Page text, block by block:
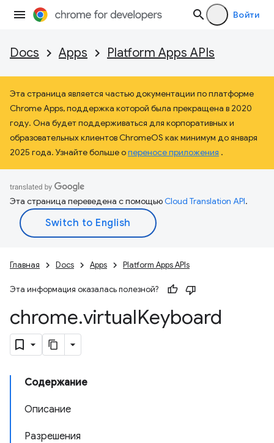
Войти
Docs Apps Platform Apps APIs
Эта страница является частью документации по платформе
Chrome Apps, поддержка которой была прекращена в 2020
году. Она будет поддерживаться для корпоративных и
образовательных клиентов ChromeOS как минимум до января
2025 года. Узнайте больше опереносе приложения .
Эта страница переведена с помощьюCloud Translation API.
Главная Docs Apps Platform Apps APIs
Эта информация оказалась полезной?
chrome.virtualKeyboard
Содержание
Описание
Разрешения